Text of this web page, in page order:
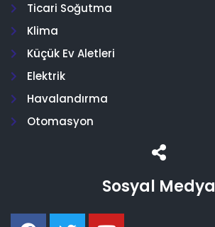
Ticari Soğutma
Klima
Küçük Ev Aletleri
Elektrik
Havalandırma
Otomasyon
Sosyal Medya